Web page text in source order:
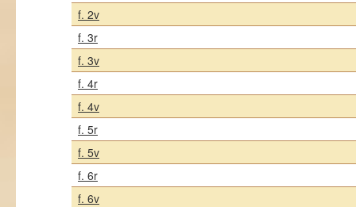
f. 2v
f. 3r
f. 3v
f. 4r
f. 4v
f. 5r
f. 5v
f. 6r
f. 6v